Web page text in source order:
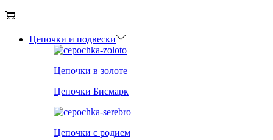
Цепочки и подвески
Цепочки в золоте
Цепочки Бисмарк
Цепочки с родием